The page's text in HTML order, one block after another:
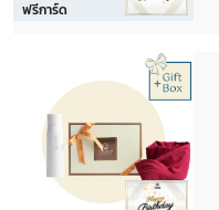
ฟรีการ์ด